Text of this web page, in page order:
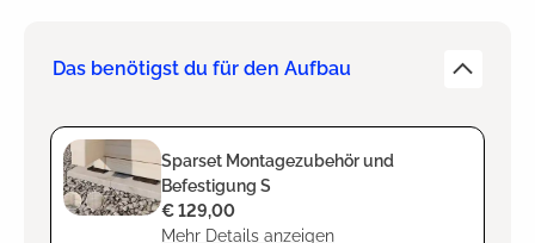
Das benötigst du für den Aufbau
Sparset Montagezubehör und
Befestigung S
Mehr Details anzeigen
€ 129,00